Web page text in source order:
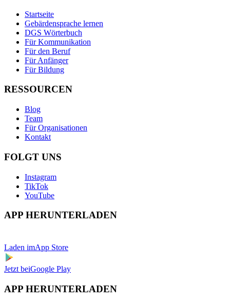
Startseite
Gebärdensprache lernen
DGS Wörterbuch
Für Kommunikation
Für den Beruf
Für Anfänger
Für Bildung
RESSOURCEN
Blog
Team
Für Organisationen
Kontakt
FOLGT UNS
Instagram
TikTok
YouTube
APP HERUNTERLADEN
Laden imApp Store
Jetzt beiGoogle Play
APP HERUNTERLADEN